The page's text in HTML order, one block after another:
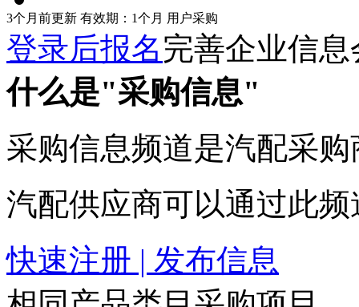
3个月前更新 有效期：1个月 用户采购
登录后报名完善企业信
什么是"采购信息"
采购信息频道是汽配采
汽配供应商可以通过此
快速注册 | 发布信息